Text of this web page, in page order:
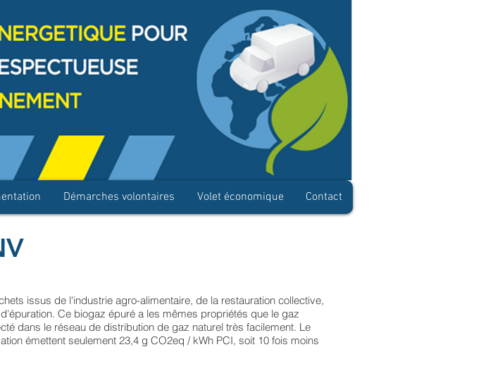
Démarches volontaires Volet économique Contact
issus de l'industrie agro-alimentaire, de la restauration collective,
Ce biogaz épuré a les mêmes propriétés que le gaz
dans le réseau de distribution de gaz naturel très facilement. Le
émettent seulement 23,4 g CO2eq / kWh PCI, soit 10 fois moins